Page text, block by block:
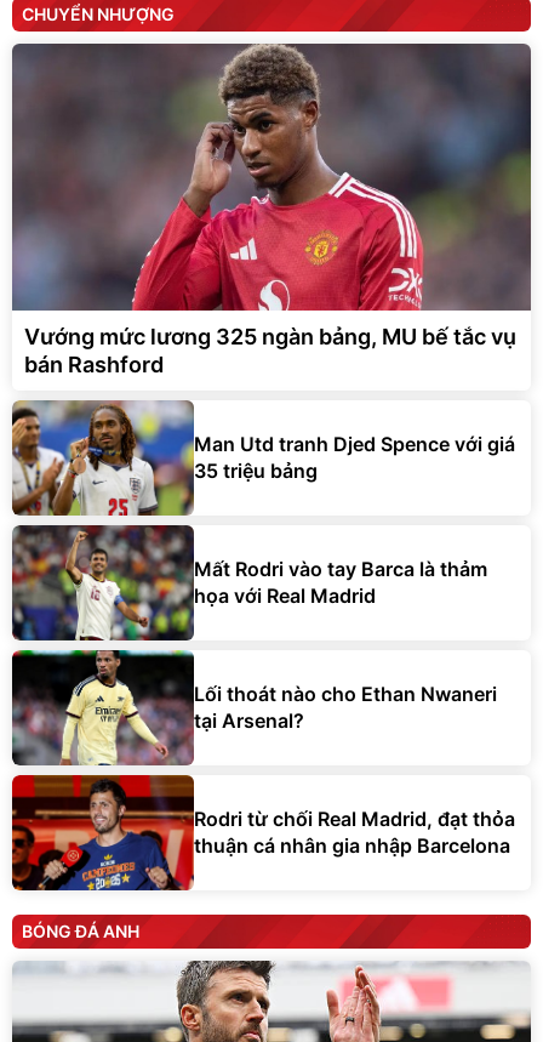
CHUYỂN NHƯỢNG
Vướng mức lương 325 ngàn bảng, MU bế tắc vụ
bán Rashford
Man Utd tranh Djed Spence với giá
35 triệu bảng
Mất Rodri vào tay Barca là thảm
họa với Real Madrid
Lối thoát nào cho Ethan Nwaneri
tại Arsenal?
Rodri từ chối Real Madrid, đạt thỏa
thuận cá nhân gia nhập Barcelona
BÓNG ĐÁ ANH